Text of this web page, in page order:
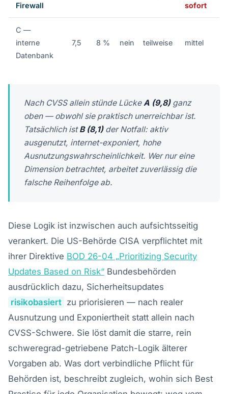
Firewall
sofort
C —
interne
Datenbank
7,5 8 % nein teilweise mittel
Nach CVSS allein stünde Lücke A (9,8)ganz
oben — obwohl sie praktisch unerreichbar ist.
Tatsächlich istB (8,1)der Notfall: aktiv
ausgenutzt, internet-exponiert, hohe
Ausnutzungswahrscheinlichkeit. Wer nur eine
Dimension betrachtet, arbeitet zuverlässig die
falsche Reihenfolge ab.
Diese Logik ist inzwischen auch aufsichtsseitig
verankert. Die US-Behörde CISA verpflichtet mit
ihrer Direktive BOD 26-04 „Prioritizing Security
Updates Based on Risk“ Bundesbehörden
ausdrücklich dazu, Sicherheitsupdates
risikobasiert zu priorisieren — nach realer
Ausnutzung und Exponiertheit statt allein nach
CVSS-Schwere. Sie löst damit die starre, rein
schweregrad-getriebene Patch-Logik älterer
Vorgaben ab. Was dort verbindliche Pflicht für
Behörden ist, beschreibt zugleich, wohin sich Best